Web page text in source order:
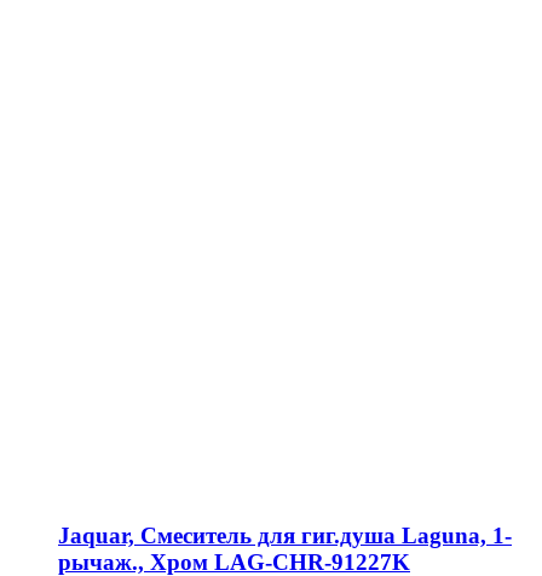
Jaquar, Смеситель для гиг.душа Laguna, 1-
рычаж., Хром LAG-CHR-91227K